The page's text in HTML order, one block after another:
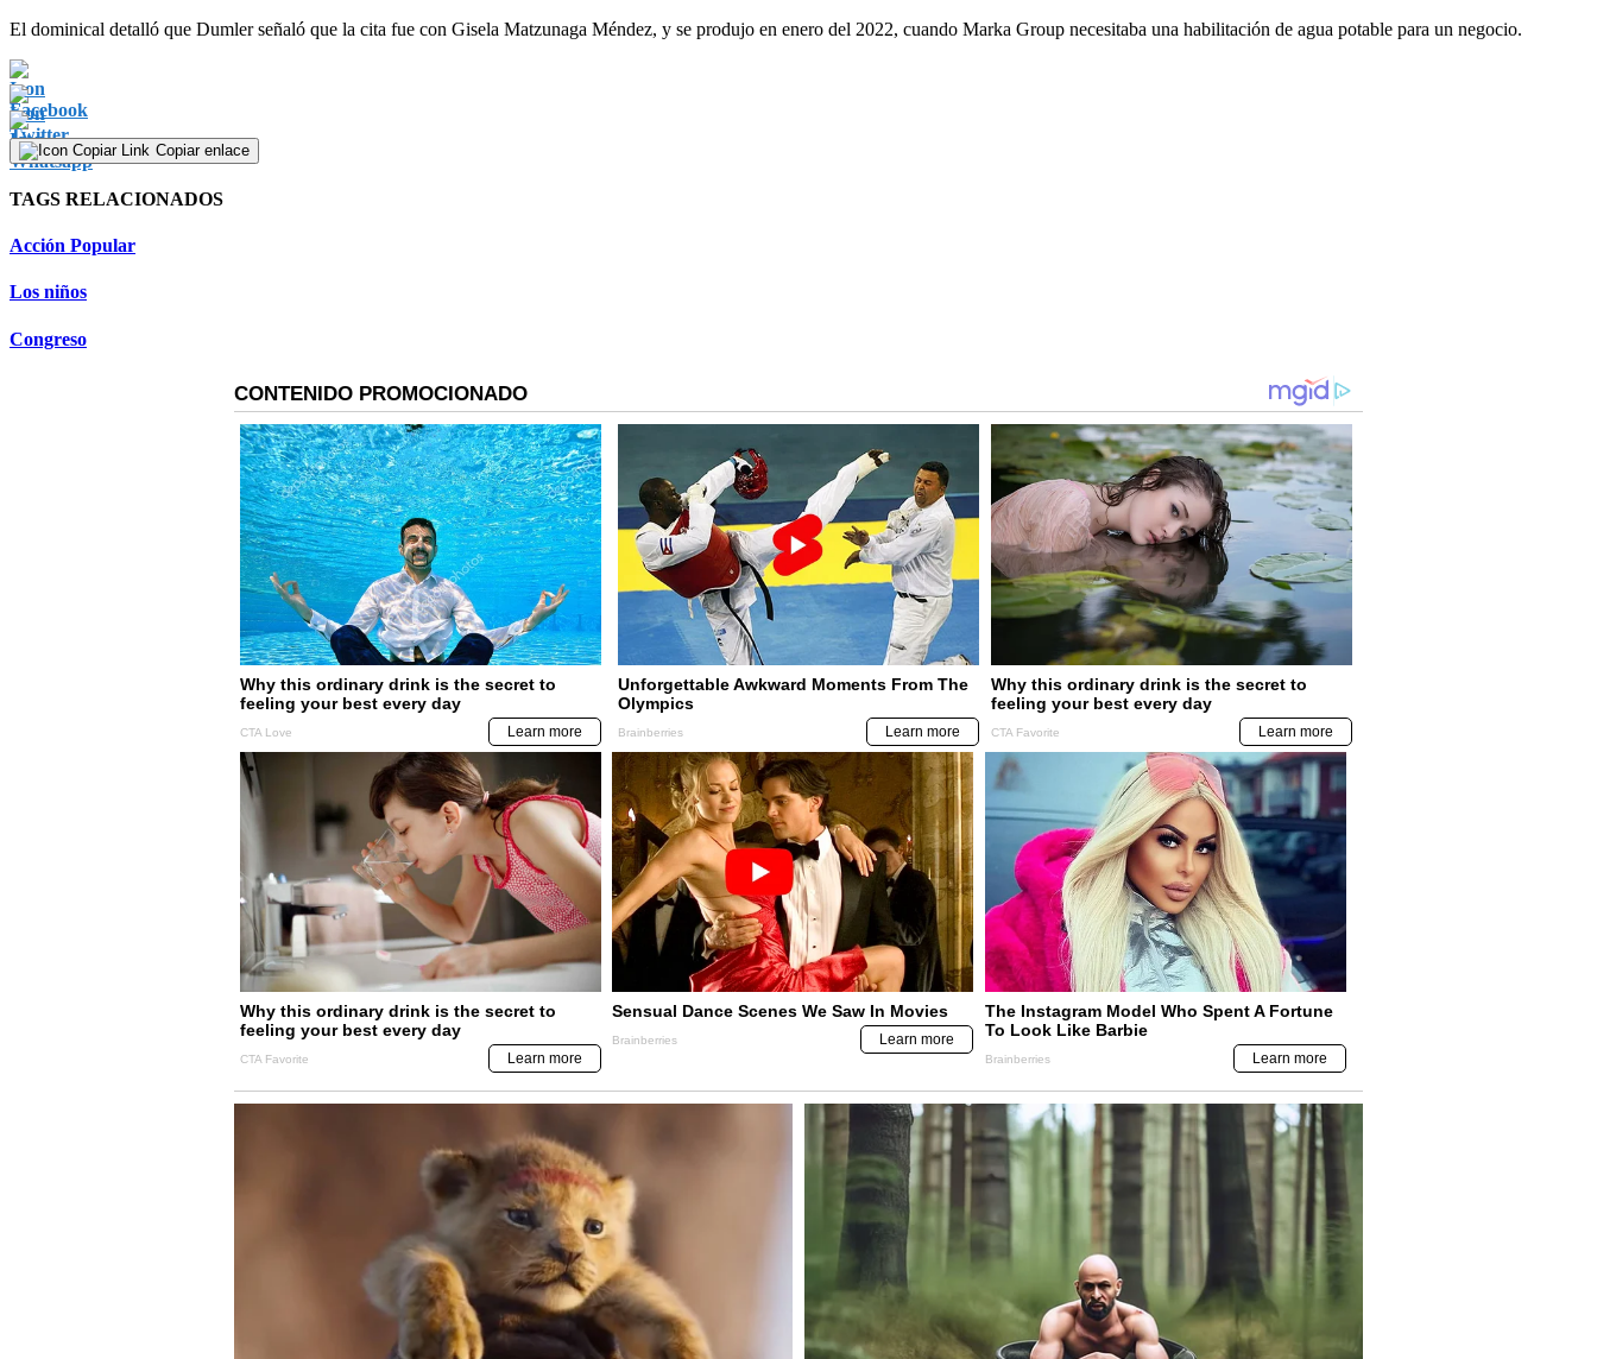
El dominical detalló que Dumler señaló que la cita fue con Gisela Matzunaga Méndez, y se produjo en enero del 2022, cuando Marka Group necesitaba una habilitación de agua potable para un negocio.
Copiar enlace
TAGS RELACIONADOS
Acción Popular
Los niños
Congreso